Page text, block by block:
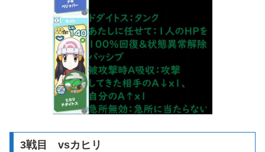
3戦目 vsカヒリ